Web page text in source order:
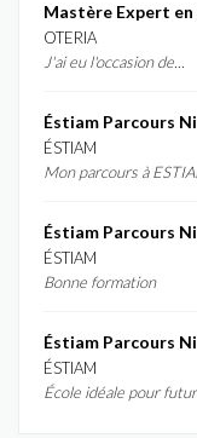
Mastère Expert
OTERIA
J'ai eu l'occasion de...
Éstiam Parcours
ÉSTIAM
Mon parcours à
Éstiam Parcours
ÉSTIAM
Bonne formation
Éstiam Parcours
ÉSTIAM
École idéale pour